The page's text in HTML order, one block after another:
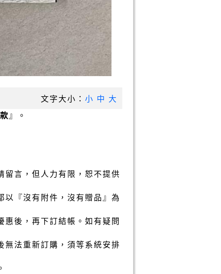
文字大小： 小 中 大
』。
留言，但人力有限，恕不提供
以『沒有附件，沒有贈品』為
惠後，再下訂結帳。如有疑問
無法重新訂購，須等系統安排